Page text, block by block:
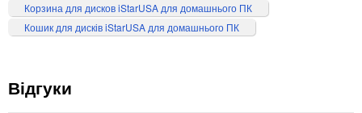
Корзина для дисков iStarUSA для домашнього ПК
Кошик для дисків iStarUSA для домашнього ПК
Відгуки